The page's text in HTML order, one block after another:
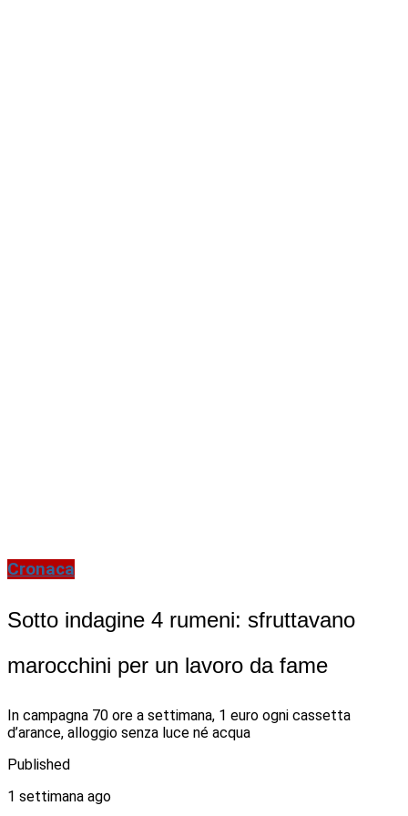
Cronaca
Sotto indagine 4 rumeni: sfruttavano
marocchini per un lavoro da fame
In campagna 70 ore a settimana, 1 euro ogni cassetta
d’arance, alloggio senza luce né acqua
Published
1 settimana ago